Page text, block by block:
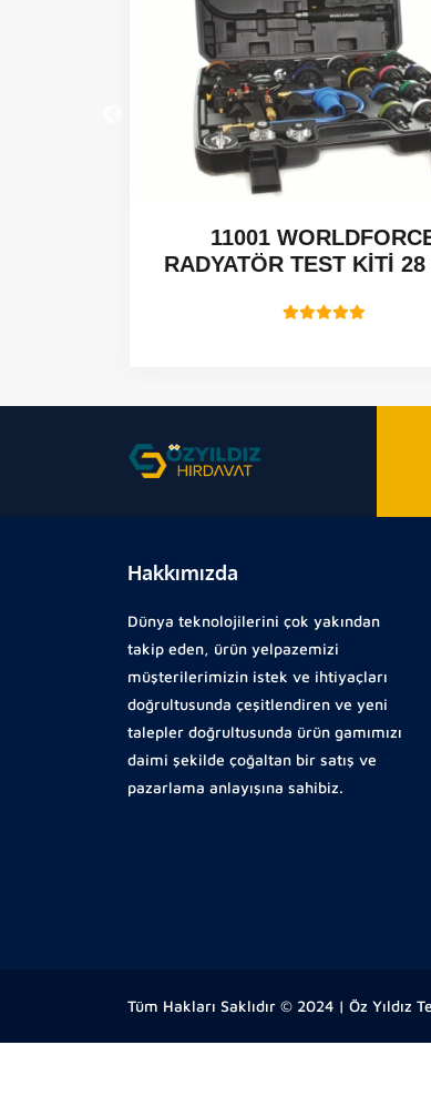
11001
RADYATÖR TEST KİTİ 28
Hakkımızda
Dünya teknolojilerini çok yakından
takip eden, ürün yelpazemizi
müşterilerimizin istek ve ihtiyaçları
doğrultusunda çeşitlendiren ve yeni
talepler doğrultusunda ürün gamımızı
daimi şekilde çoğaltan bir satış ve
pazarlama anlayışına sahibiz.
Tüm Hakları Saklıdır © 2024 | Öz Yıldız